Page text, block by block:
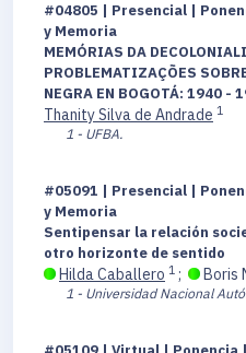
#04805 | Presencial |
y Memoria
MEMÓRIAS DA
PROBLEMATIZAÇÕES
NEGRA EN BOGOTÁ: 1940 -
Thanity Silva de Andrade 1
1 - UFBA.
#05091 | Presencial |
y Memoria
Sentipensar la relación
otro horizonte de sentido
Hilda Caballero 1 ; Boris
1 - Universidad Nacional